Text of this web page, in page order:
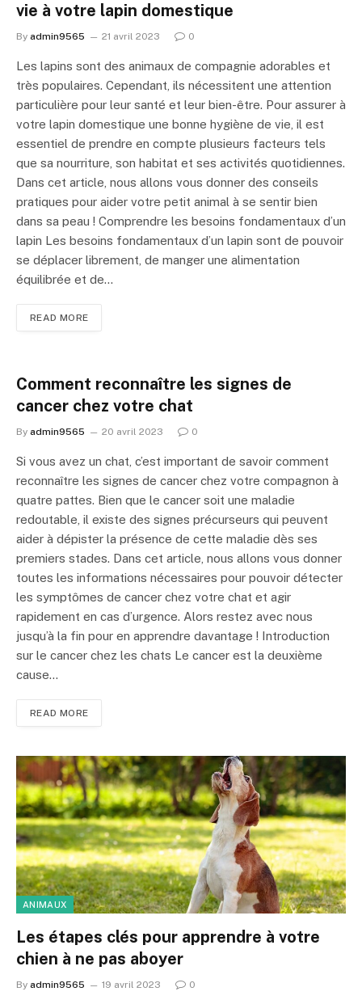
vie à votre lapin domestique
By admin9565 21 avril 2023 0
Les lapins sont des animaux de compagnie adorables et
très populaires. Cependant, ils nécessitent une attention
particulière pour leur santé et leur bien-être. Pour assurer à
votre lapin domestique une bonne hygiène de vie, il est
essentiel de prendre en compte plusieurs facteurs tels
que sa nourriture, son habitat et ses activités quotidiennes.
Dans cet article, nous allons vous donner des conseils
pratiques pour aider votre petit animal à se sentir bien
dans sa peau ! Comprendre les besoins fondamentaux d’un
lapin Les besoins fondamentaux d’un lapin sont de pouvoir
se déplacer librement, de manger une alimentation
équilibrée et de…
READ MORE
Comment reconnaître les signes de
cancer chez votre chat
By admin9565 20 avril 2023 0
Si vous avez un chat, c’est important de savoir comment
reconnaître les signes de cancer chez votre compagnon à
quatre pattes. Bien que le cancer soit une maladie
redoutable, il existe des signes précurseurs qui peuvent
aider à dépister la présence de cette maladie dès ses
premiers stades. Dans cet article, nous allons vous donner
toutes les informations nécessaires pour pouvoir détecter
les symptômes de cancer chez votre chat et agir
rapidement en cas d’urgence. Alors restez avec nous
jusqu’à la fin pour en apprendre davantage ! Introduction
sur le cancer chez les chats Le cancer est la deuxième
cause…
READ MORE
ANIMAUX
Les étapes clés pour apprendre à votre
chien à ne pas aboyer
By admin9565 19 avril 2023 0